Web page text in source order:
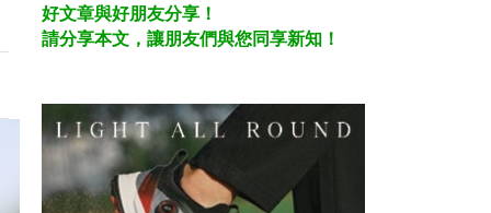
好文章與好朋友分享！
請分享本文，讓朋友們與您同享新知！